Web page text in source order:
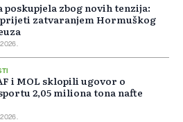
poskupjela zbog novih tenzija:
zatvaranjem Hormuškog
i MOL sklopili ugovor o
2,05 miliona tona nafte